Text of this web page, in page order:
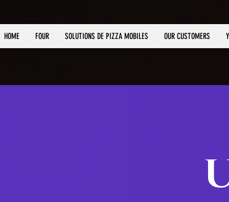
HOME FOUR SOLUTIONS DE PIZZA MOBILES OUR CUSTOMERS